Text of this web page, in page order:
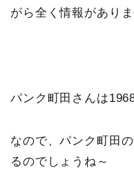
がら全く情報がありま
パンク町田さんは
なので、パンク町田
るのでしょうね～